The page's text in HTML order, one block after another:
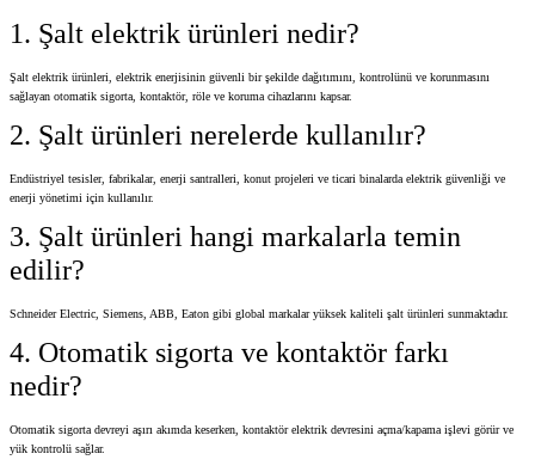
1. Şalt elektrik ürünleri nedir?
Şalt elektrik ürünleri, elektrik enerjisinin güvenli bir şekilde dağıtımını, kontrolünü ve korunmasını
sağlayan otomatik sigorta, kontaktör, röle ve koruma cihazlarını kapsar.
2. Şalt ürünleri nerelerde kullanılır?
Endüstriyel tesisler, fabrikalar, enerji santralleri, konut projeleri ve ticari binalarda elektrik güvenliği ve
enerji yönetimi için kullanılır.
3. Şalt ürünleri hangi markalarla temin
edilir?
Schneider Electric, Siemens, ABB, Eaton gibi global markalar yüksek kaliteli şalt ürünleri sunmaktadır.
4. Otomatik sigorta ve kontaktör farkı
nedir?
Otomatik sigorta devreyi aşırı akımda keserken, kontaktör elektrik devresini açma/kapama işlevi görür ve
yük kontrolü sağlar.